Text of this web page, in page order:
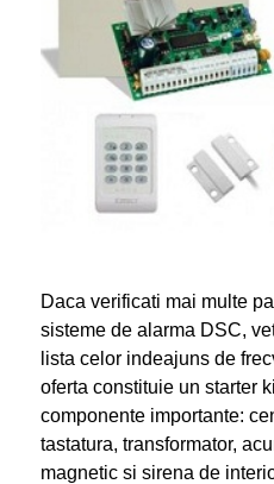
Daca verificati mai multe
sisteme de alarma DSC,
lista celor indeajuns de
oferta constituie un starter
componente importante:
tastatura, transformator,
magnetic si sirena de